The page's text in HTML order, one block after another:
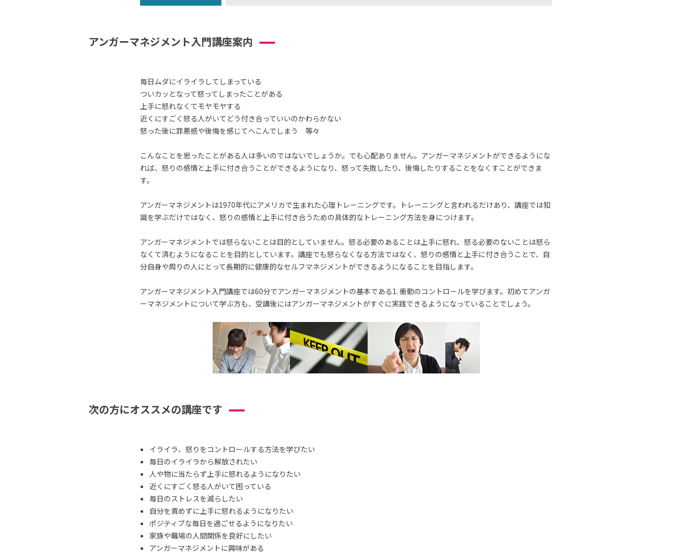
アンガーマネジメント入門講座案内
毎日ムダにイライラしてしまっている
ついカッとなって怒ってしまったことがある
上手に怒れなくてモヤモヤする
近くにすごく怒る人がいてどう付き合っていいのかわらかない
怒った後に罪悪感や後悔を感じてへこんでしまう 等々
こんなことを思ったことがある人は多いのではないでしょうか。でも心配ありません。アンガーマネジメントができるようにな
れば、怒りの感情と上手に付き合うことができるようになり、怒って失敗したり、後悔したりすることをなくすことができま
す。
アンガーマネジメントは1970年代にアメリカで生まれた心理トレーニングです。トレーニングと言われるだけあり、講座では知
識を学ぶだけではなく、怒りの感情と上手に付き合うための具体的なトレーニング方法を身につけます。
アンガーマネジメントでは怒らないことは目的としていません。怒る必要のあることは上手に怒れ、怒る必要のないことは怒ら
なくて済むようになることを目的としています。講座でも怒らなくなる方法ではなく、怒りの感情と上手に付き合うことで、自
分自身や周りの人にとって長期的に健康的なセルフマネジメントができるようになることを目指します。
アンガーマネジメント入門講座では60分でアンガーマネジメントの基本である1. 衝動のコントロールを学びます。初めてアンガ
ーマネジメントについて学ぶ方も、受講後にはアンガーマネジメントがすぐに実践できるようになっていることでしょう。
次の方にオススメの講座です
イライラ、怒りをコントロールする方法を学びたい
毎日のイライラから解放されたい
人や物に当たらず上手に怒れるようになりたい
近くにすごく怒る人がいて困っている
毎日のストレスを減らしたい
自分を責めずに上手に怒れるようになりたい
ポジティブな毎日を過ごせるようになりたい
家族や職場の人間関係を良好にしたい
アンガーマネジメントに興味がある